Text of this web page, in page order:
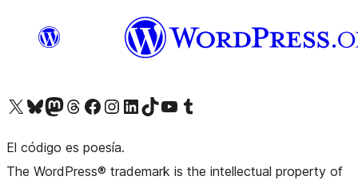
Visit our X (formerly Twitter) account
Visit our Bluesky account
Visit our Mastodon account
Visit our Threads account
Visita nuestra página de Facebook
Visita nuestra cuenta de Instagram
Visita nuestra cuenta de LinkedIn
Visit our TikTok account
Visita nuestro canal de YouTube
Visit our Tumblr account
El código es poesía.
The WordPress® trademark is the intellectual property of